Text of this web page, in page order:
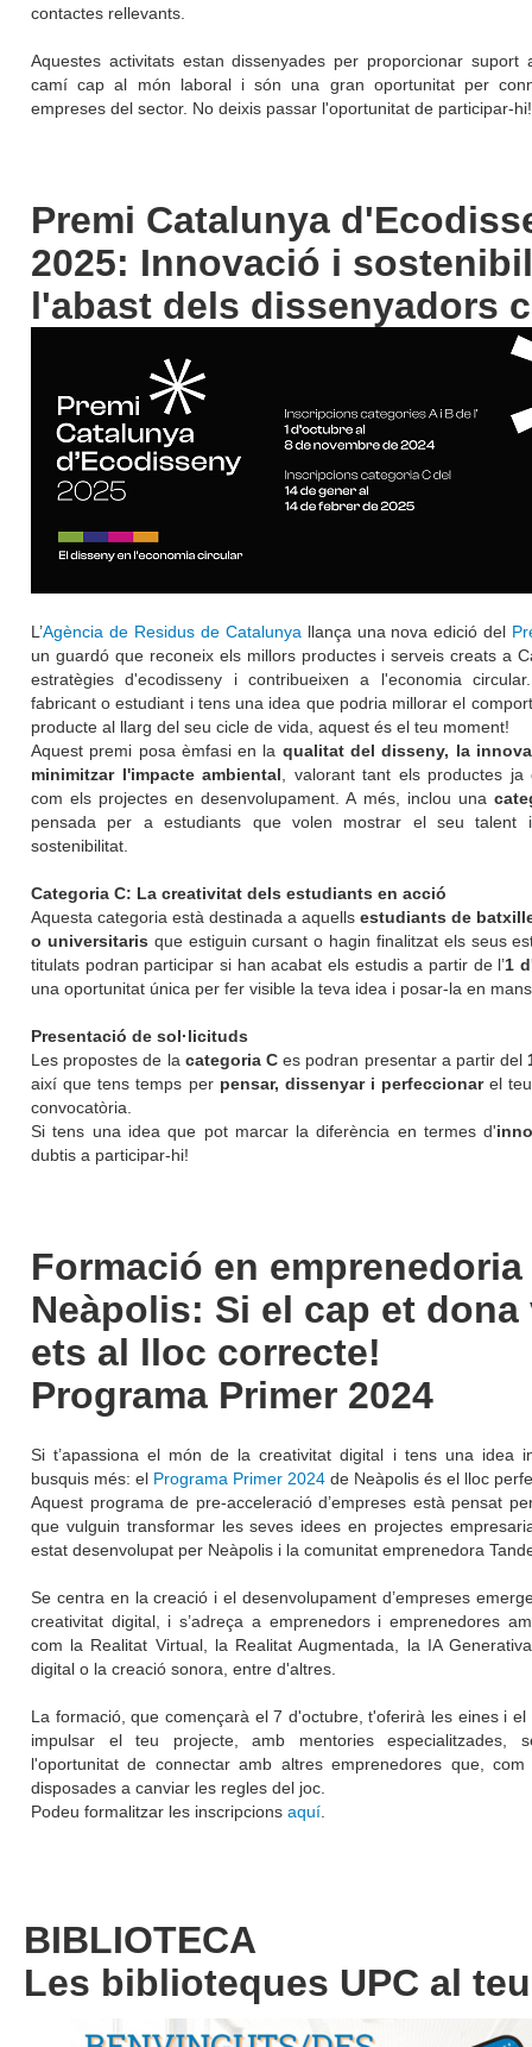
contactes rellevants.
Aquestes activitats estan dissenyades per proporcionar
camí cap al món laboral i són una gran oportunitat per
empreses del sector. No deixis passar l'oportunitat de participar-hi!
Premi Catalunya
2025: Innovació i
l'abast dels dissenyadors
L’Agència de Residus de Catalunya llança una nova edició del
un guardó que reconeix els millors productes i serveis creats a
estratègies d'ecodisseny i contribueixen a l'economia
fabricant o estudiant i tens una idea que podria millorar el
producte al llarg del seu cicle de vida, aquest és el teu moment!
Aquest premi posa èmfasi en la qualitat del disseny, la
minimitzar l'impacte ambiental , valorant tant els productes
com els projectes en desenvolupament. A més, inclou una
pensada per a estudiants que volen mostrar el seu talent
sostenibilitat.
Categoria C: La creativitat dels estudiants en acció
Aquesta categoria està destinada a aquells estudiants de
o universitaris que estiguin cursant o hagin finalitzat els seus
titulats podran participar si han acabat els estudis a partir de l’1
una oportunitat única per fer visible la teva idea i posar-la en
Presentació de sol·licituds
Les propostes de la categoria Ces podran presentar a partir del
així que tens temps per pensar, dissenyar i perfeccionarel teu
convocatòria.
Si tens una idea que pot marcar la diferència en termes d'
dubtis a participar-hi!
Formació en emprenedoria
Neàpolis: Si el cap et
ets al lloc correcte!
Programa Primer 2024
Si t’apassiona el món de la creativitat digital i tens una idea
busquis més: el Programa Primer 2024 de Neàpolis és el lloc
Aquest programa de pre-acceleració d’empreses està pensat
que vulguin transformar les seves idees en projectes
estat desenvolupat per Neàpolis i la comunitat emprenedora
Se centra en la creació i el desenvolupament d’empreses
creativitat digital, i s’adreça a emprenedors i emprenedores
com la Realitat Virtual, la Realitat Augmentada, la IA
digital o la creació sonora, entre d'altres.
La formació, que començarà el 7 d'octubre, t'oferirà les eines i
impulsar el teu projecte, amb mentories especialitzades,
l'oportunitat de connectar amb altres emprenedores que,
disposades a canviar les regles del joc.
Podeu formalitzar les inscripcions aquí
BIBLIOTECA
Les biblioteques UPC al